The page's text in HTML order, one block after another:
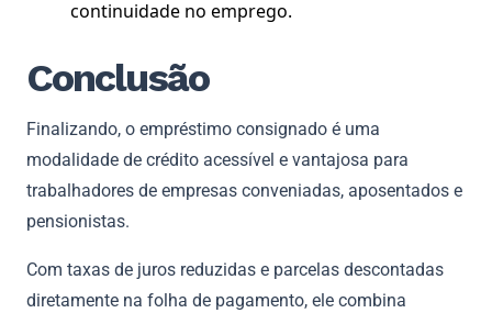
continuidade no emprego.
Conclusão
Finalizando, o empréstimo consignado é uma
modalidade de crédito acessível e vantajosa para
trabalhadores de empresas conveniadas, aposentados e
pensionistas.
Com taxas de juros reduzidas e parcelas descontadas
diretamente na folha de pagamento, ele combina